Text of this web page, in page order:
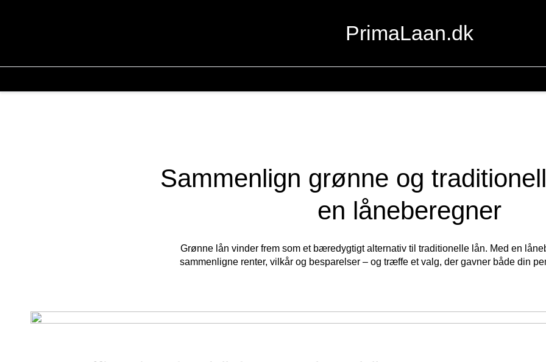
PrimaLaan.dk
Sammenlign grønne og
en låneberegner
Grønne lån vinder frem som et bæredygtigt alternativ til traditionelle lån. Med en
sammenligne renter, vilkår og besparelser – og træffe et valg, der gavner både din